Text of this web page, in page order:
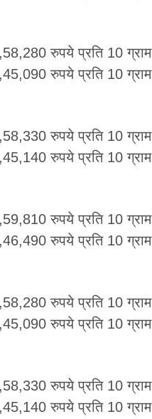
रुपये प्रति 10 ग्राम
रुपये प्रति 10 ग्राम
रुपये प्रति 10 ग्राम
रुपये प्रति 10 ग्राम
रुपये प्रति 10 ग्राम
रुपये प्रति 10 ग्राम
रुपये प्रति 10 ग्राम
रुपये प्रति 10 ग्राम
रुपये प्रति 10 ग्राम
रुपये प्रति 10 ग्राम